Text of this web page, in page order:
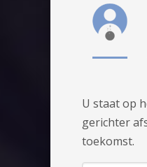
U staat op
gerichter
toekomst.